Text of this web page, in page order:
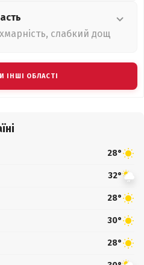
слабкий дощ
ІНШІ ОБЛАСТІ
28°
32°
28°
30°
28°